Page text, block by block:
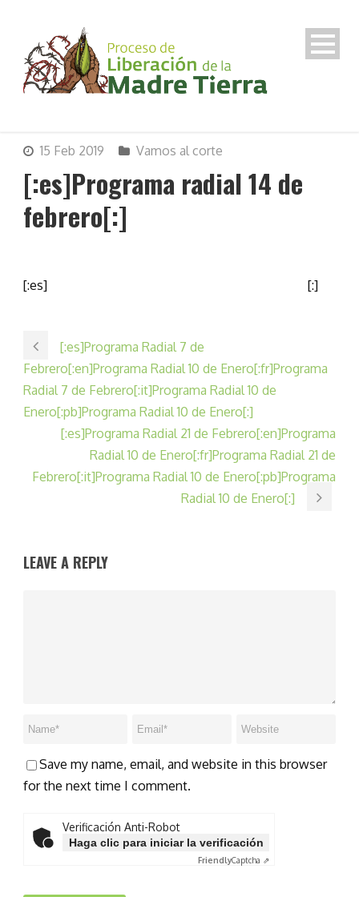
15 Feb 2019 Vamos al corte
[:es]Programa radial 14 de
febrero[:]
[:es] [:]
[:es]Programa Radial 7 de
Febrero[:en]Programa Radial 10 de Enero[:fr]Programa
Radial 7 de Febrero[:it]Programa Radial 10 de
Enero[:pb]Programa Radial 10 de Enero[:]
[:es]Programa Radial 21 de Febrero[:en]Programa
Radial 10 de Enero[:fr]Programa Radial 21 de
Febrero[:it]Programa Radial 10 de Enero[:pb]Programa
Radial 10 de Enero[:]
LEAVE A REPLY
Save my name, email, and website in this browser
for the next time I comment.
Verificación Anti-Robot
Haga clic para iniciar la verificación
FriendlyCaptcha ⇗